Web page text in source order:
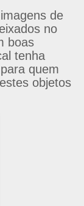
de
no
boas
tenha
quem
objetos